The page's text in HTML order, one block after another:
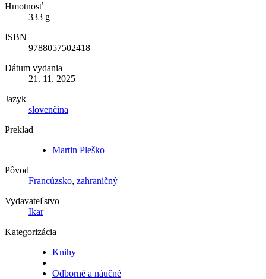
Hmotnosť
333 g
ISBN
9788057502418
Dátum vydania
21. 11. 2025
Jazyk
slovenčina
Preklad
Martin Pleško
Pôvod
Francúzsko, zahraničný
Vydavateľstvo
Ikar
Kategorizácia
Knihy
Odborné a náučné